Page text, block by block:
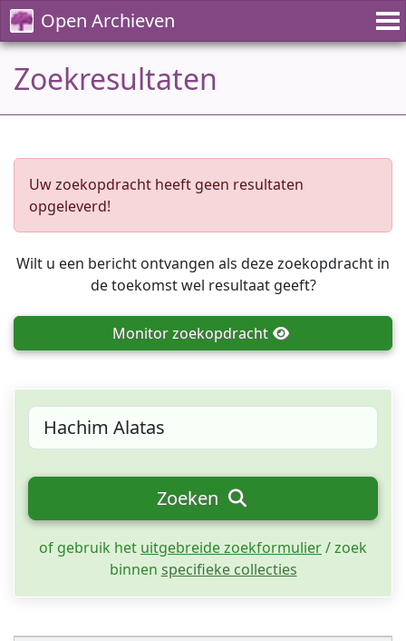
Open Archieven
Zoekresultaten
Uw zoekopdracht heeft geen resultaten
opgeleverd!
Wilt u een bericht ontvangen als deze zoekopdracht in
de toekomst wel resultaat geeft?
Monitorzoekopdracht
Zoeken
of gebruik het uitgebreide zoekformulier/ zoek
binnen specifieke collecties